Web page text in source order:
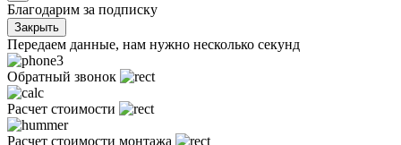
Благодарим за подписку
Закрыть
Передаем данные, нам нужно несколько секунд
Обратный звонок
Расчет стоимости
Расчет стоимости монтажа